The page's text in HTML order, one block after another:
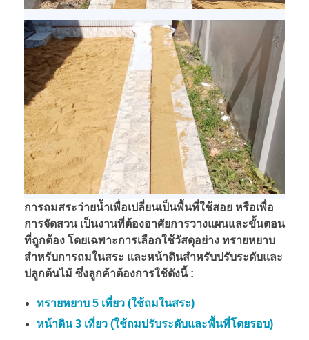
การถมสระว่ายน้ำเพื่อเปลี่ยนเป็นพื้นที่ใช้สอย หรือเพื่อ
การจัดสวน เป็นงานที่ต้องอาศัยการวางแผนและขั้นตอน
ที่ถูกต้อง โดยเฉพาะการเลือกใช้วัสดุอย่าง ทรายหยาบ
สำหรับการถมในสระ และหน้าดินสำหรับปรับระดับและ
ปลูกต้นไม้ ซึ่งลูกค้าต้องการใช้ดังนี้ :
ทรายหยาบ 5 เที่ยว (ใช้ถมในสระ)
หน้าดิน 3 เที่ยว (ใช้ถมปรับระดับและพื้นที่โดยรอบ)